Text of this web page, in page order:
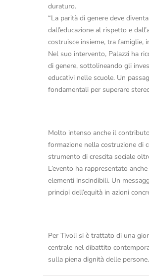
duraturo.
“La parità di genere deve
dall’educazione al rispetto e
costruisce insieme, tra famiglie,
Nel suo intervento, Palazzi ha
di genere, sottolineando gli
educativi nelle scuole. Un
fondamentali per superare
Molto intenso anche il
formazione nella costruzione di
strumento di crescita sociale
L’evento ha rappresentato
elementi inscindibili. Un
principi dell’equità in azioni
Per Tivoli si è trattato di una
centrale nel dibattito
sulla piena dignità delle persone.